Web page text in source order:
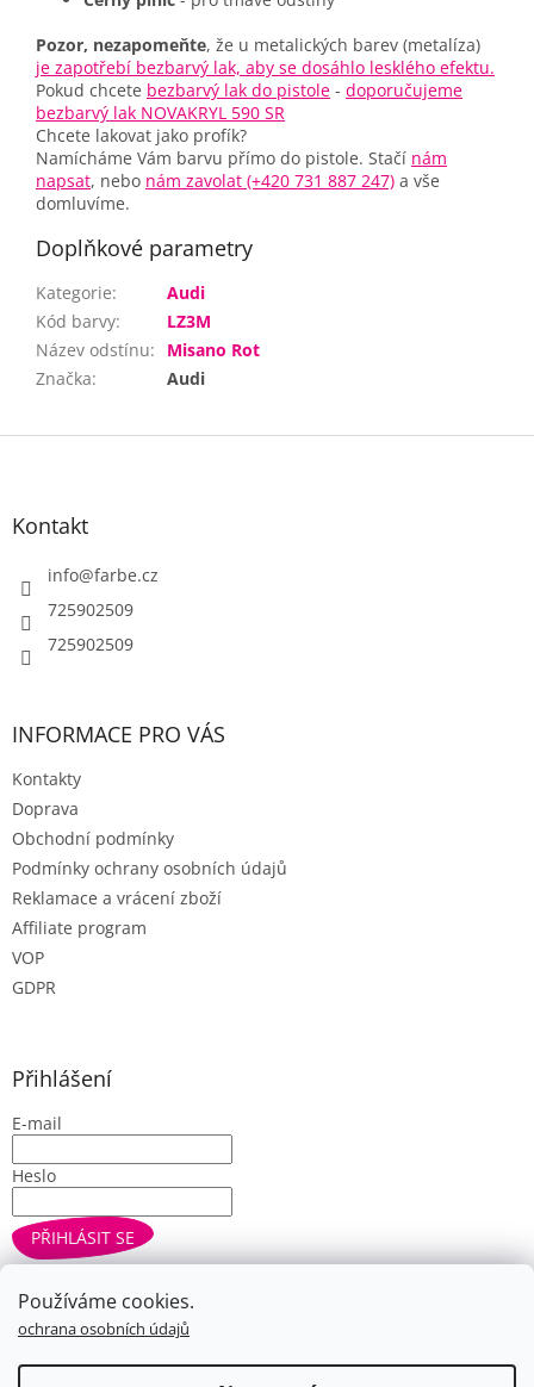
Používáme cookies.
ochrana osobních údajů
Pozor, nezapomeňte, že u metalických barev (metalíza)
je zapotřebí bezbarvý lak, aby se dosáhlo lesklého efektu.
Pokud chcete bezbarvý lak do pistole - doporučujeme
bezbarvý lak NOVAKRYL 590 SR
Chcete lakovat jako profík?
Namícháme Vám barvu přímo do pistole. Stačí nám
napsat, nebo nám zavolat (+420 731 887 247) a vše
domluvíme.
Doplňkové parametry
Kategorie:
Audi
Kód barvy:
LZ3M
Název odstínu:
Misano Rot
Značka: Audi
Z
Kontakt
info@farbe.cz
725902509
725902509
INFORMACE PRO VÁS
Kontakty
Doprava
Obchodní podmínky
Podmínky ochrany osobních údajů
Reklamace a vrácení zboží
Affiliate program
VOP
GDPR
Přihlášení
E-mail
Heslo
PŘIHLÁSIT SE
Nová registraceZapomenuté heslo